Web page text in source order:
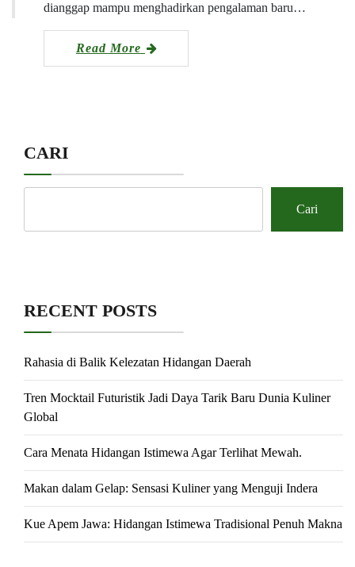
dianggap mampu menghadirkan pengalaman baru…
Read More
CARI
Cari
RECENT POSTS
Rahasia di Balik Kelezatan Hidangan Daerah
Tren Mocktail Futuristik Jadi Daya Tarik Baru Dunia Kuliner
Global
Cara Menata Hidangan Istimewa Agar Terlihat Mewah.
Makan dalam Gelap: Sensasi Kuliner yang Menguji Indera
Kue Apem Jawa: Hidangan Istimewa Tradisional Penuh Makna